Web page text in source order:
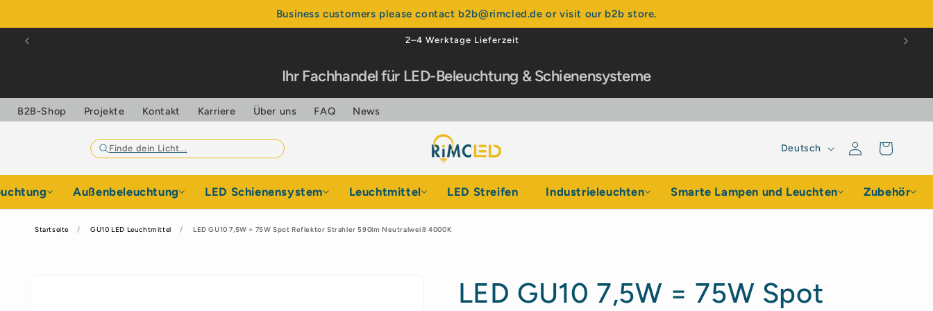
Business customers please contact b2b@rimcled.de or visit our b2b store.
Inhalt
Über 99% positive Bewertungen
Ihr Fachhandel für LED-Beleuchtung & Schienensysteme
B2B-Shop Projekte Kontakt Karriere Über uns FAQ News
Sprache
Deutsch EinloggenWarenkorb
Außenbeleuchtung LED Schienensystem Leuchtmittel LED Streifen Industrieleuchten Smarte Lampen und Leuchten Zubehör
Startseite GU10 LED Leuchtmittel LED GU10 7,5W = 75W Spot Reflektor Strahler 590lm Neutralweiß 4000K
LED GU10 7,5W = 75W Spot